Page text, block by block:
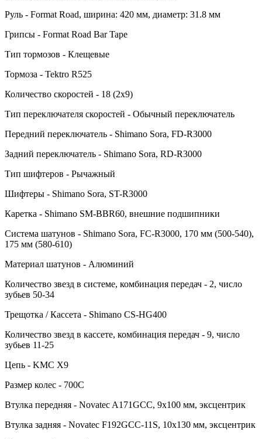
Руль - Format Road, ширина: 420 мм, диаметр: 31.8 мм
Грипсы - Format Road Bar Tape
Тип тормозов - Клещевые
Тормоза - Tektro R525
Количество скоростей - 18 (2x9)
Тип переключателя скоростей - Обычный переключатель
Передний переключатель - Shimano Sora, FD-R3000
Задний переключатель - Shimano Sora, RD-R3000
Тип шифтеров - Рычажный
Шифтеры - Shimano Sora, ST-R3000
Каретка - Shimano SM-BBR60, внешние подшипники
Система шатунов - Shimano Sora, FC-R3000, 170 мм (500-540),
175 мм (580-610)
Материал шатунов - Алюминий
Количество звезд в системе, комбинация передач - 2, число
зубьев 50-34
Трещотка / Кассета - Shimano CS-HG400
Количество звезд в кассете, комбинация передач - 9, число
зубьев 11-25
Цепь - KMC X9
Размер колес - 700C
Втулка передняя - Novatec A171GCC, 9x100 мм, эксцентрик
Втулка задняя - Novatec F192GCC-11S, 10x130 мм, эксцентрик